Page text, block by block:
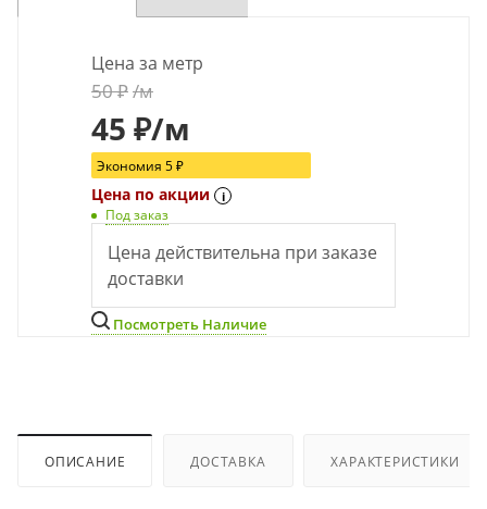
Цена за метр
50₽/м
45 ₽/м
Экономия 5₽
Цена по акции i
Под заказ
Цена действительна при заказе
доставки
Посмотреть Наличие
ОПИСАНИЕ ДОСТАВКА ХАРАКТЕРИСТИКИ